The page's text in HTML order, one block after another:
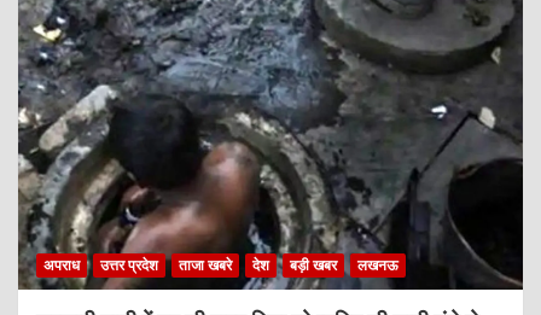
अपराध उत्तर प्रदेश ताजा खबरे देश बड़ी खबर लखनऊ